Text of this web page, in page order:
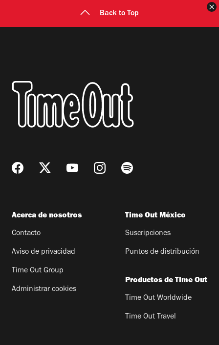
Back to Top
Acerca de nosotros
Contacto
Aviso de privacidad
Time Out Group
Administrar cookies
Time Out México
Suscripciones
Puntos de distribución
Productos de Time Out
Time Out Worldwide
Time Out Travel